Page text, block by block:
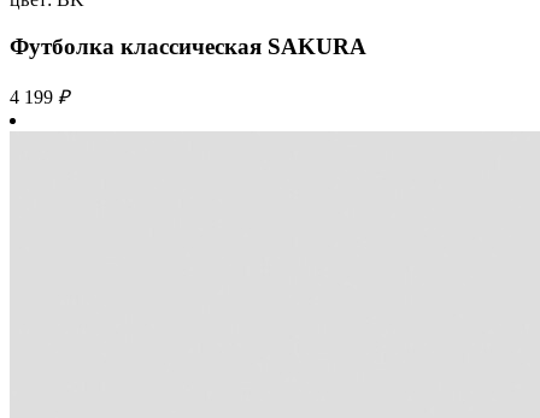
Футболка классическая SAKURA
4 199 ₽